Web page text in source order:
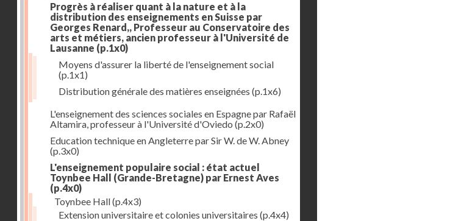
Progrès à réaliser quant à la nature et à la
distribution des enseignements en Suisse par
Georges Renard,, Professeur au Conservatoire des
arts et métiers, ancien professeur à l'Université de
Lausanne (p.1x0)
Moyens d'assurer la liberté de l'enseignement social
(p.1x1)
Distribution générale des matières enseignées (p.1x6)
L'enseignement des sciences sociales en Espagne par Rafaël
Altamira, professeur à l'Université d'Oviedo (p.2x0)
Education technique en Angleterre par Sir W. de W. Abney
(p.3x0)
L'enseignement populaire social : état actuel
Toynbee Hall (Grande-Bretagne) par Ernest Aves
(p.4x0)
Toynbee Hall(p.4x3)
Extension universitaire et colonies universitaires (p.4x4)